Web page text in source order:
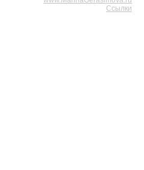
Ссылки